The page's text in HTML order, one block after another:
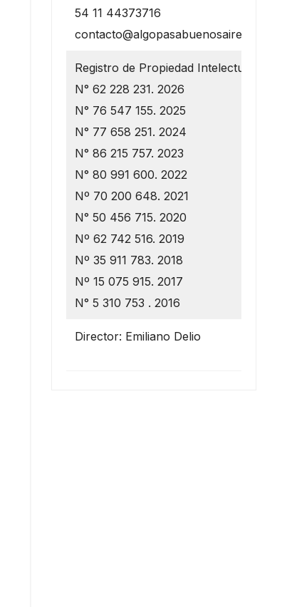
54 11 44373716
contacto@algopasabuenosaires.com.ar
Registro de Propiedad Intelectual
N° 62 228 231. 2026
N° 76 547 155. 2025
N° 77 658 251. 2024
N° 86 215 757. 2023
N° 80 991 600. 2022
Nº 70 200 648. 2021
N° 50 456 715. 2020
Nº 62 742 516. 2019
Nº 35 911 783. 2018
Nº 15 075 915. 2017
N° 5 310 753 . 2016
Director: Emiliano Delio